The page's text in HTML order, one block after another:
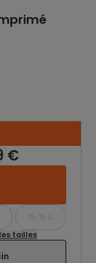
€
13-15 A
tailles